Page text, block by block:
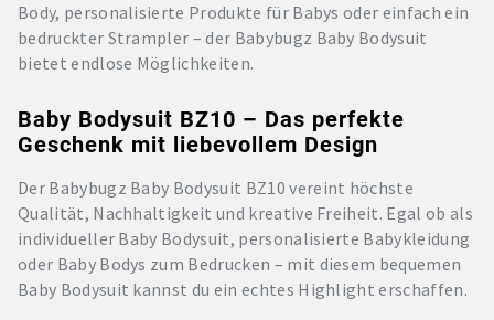
Body, personalisierte Produkte für Babys oder einfach ein
bedruckter Strampler – der Babybugz Baby Bodysuit
bietet endlose Möglichkeiten.
Baby Bodysuit BZ10 – Das perfekte
Geschenk mit liebevollem Design
Der Babybugz Baby Bodysuit BZ10 vereint höchste
Qualität, Nachhaltigkeit und kreative Freiheit. Egal ob als
individueller Baby Bodysuit, personalisierte Babykleidung
oder Baby Bodys zum Bedrucken – mit diesem bequemen
Baby Bodysuit kannst du ein echtes Highlight erschaffen.